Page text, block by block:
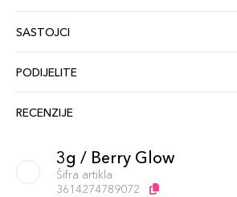
SASTOJCI
PODIJELITE
RECENZIJE
3g / Berry Glow
Šifra artikla
3614274789072